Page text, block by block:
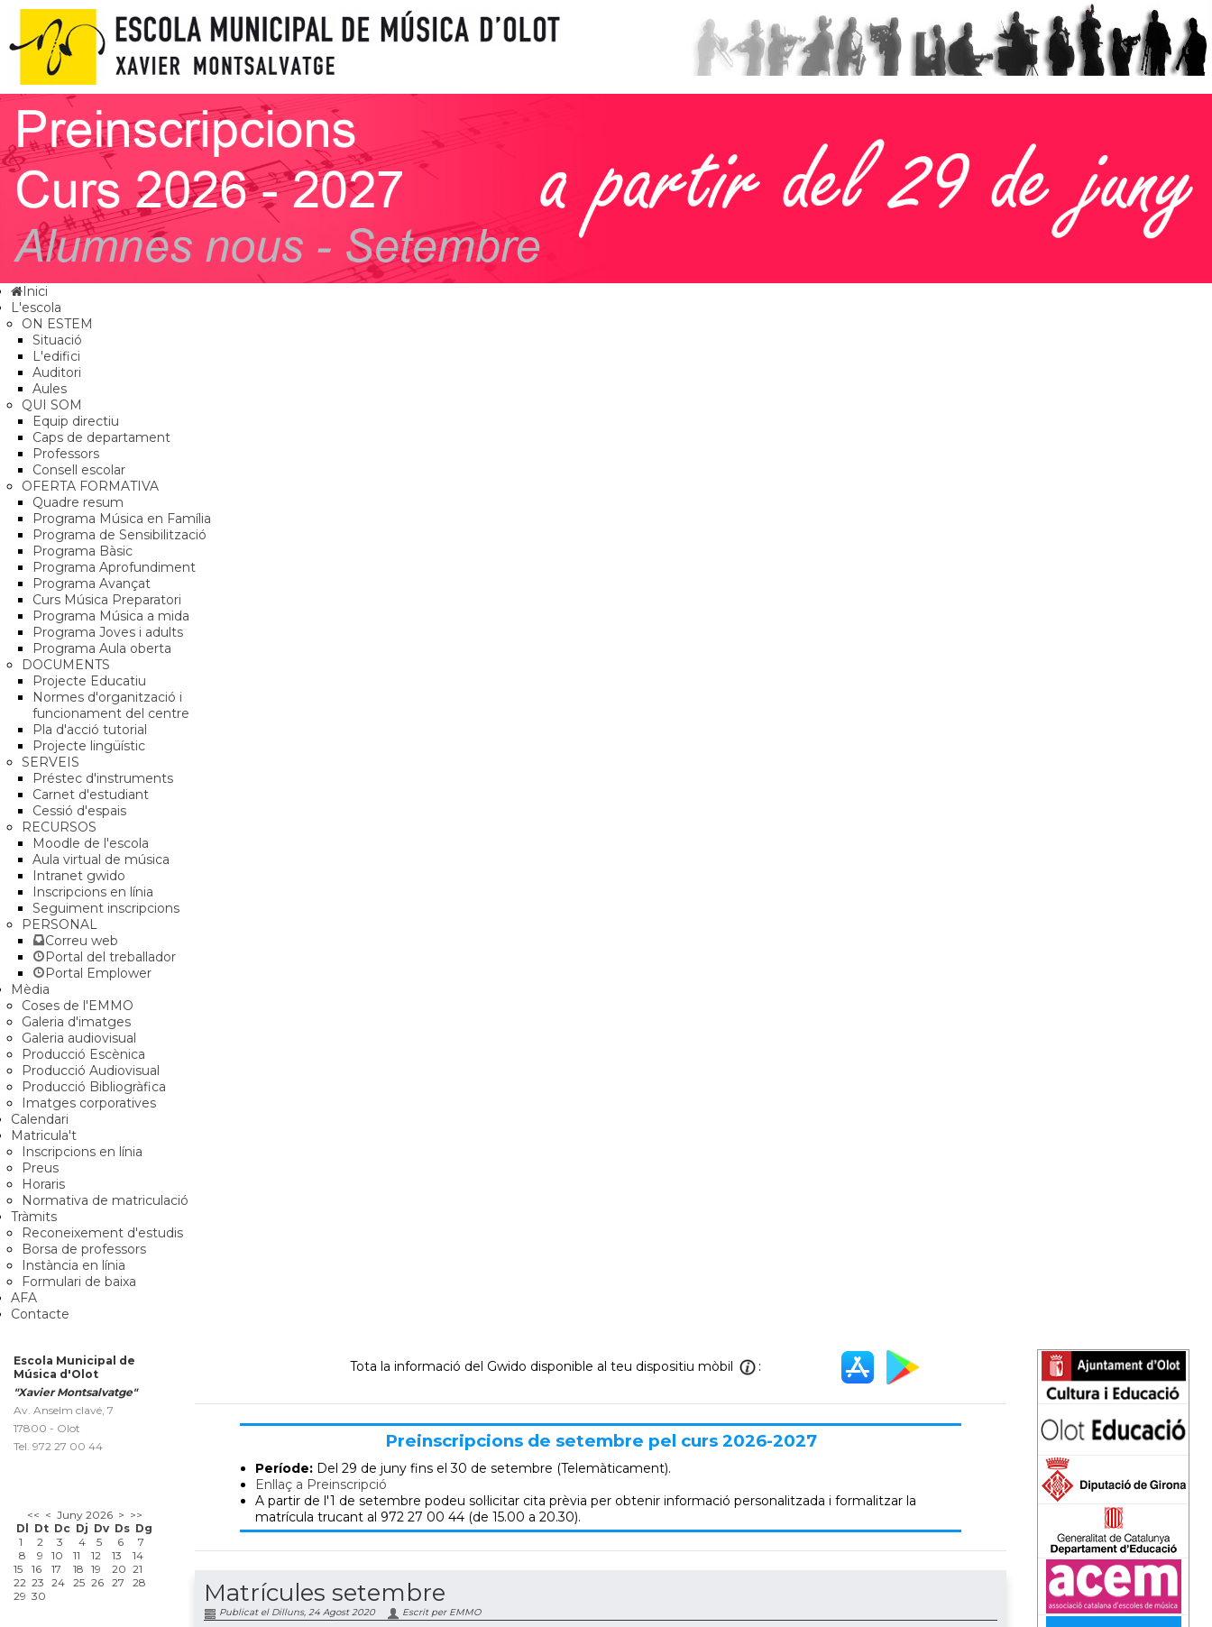
Inici
L'escola
ON ESTEM
Situació
L'edifici
Auditori
Aules
QUI SOM
Equip directiu
Caps de departament
Professors
Consell escolar
OFERTA FORMATIVA
Quadre resum
Programa Música en Família
Programa de Sensibilització
Programa Bàsic
Programa Aprofundiment
Programa Avançat
Curs Música Preparatori
Programa Música a mida
Programa Joves i adults
Programa Aula oberta
DOCUMENTS
Projecte Educatiu
Normes d'organització i
funcionament del centre
Pla d'acció tutorial
Projecte lingüístic
SERVEIS
Préstec d'instruments
Carnet d'estudiant
Cessió d'espais
RECURSOS
Moodle de l'escola
Aula virtual de música
Intranet gwido
Inscripcions en línia
Seguiment inscripcions
PERSONAL
Correu web
Portal del treballador
Portal Emplower
Mèdia
Coses de l'EMMO
Galeria d'imatges
Galeria audiovisual
Producció Escènica
Producció Audiovisual
Producció Bibliogràfica
Imatges corporatives
Calendari
Matricula't
Inscripcions en línia
Preus
Horaris
Normativa de matriculació
Tràmits
Reconeixement d'estudis
Borsa de professors
Instància en línia
Formulari de baixa
AFA
Contacte
Escola Municipal de
Música d'Olot
"Xavier Montsalvatge"
Av. Anselm clavé, 7
17800 - Olot
Tel. 972 27 00 44
<< < Juny 2026 > >>
Dl
Dt Dc Dj Dv Ds Dg
1
2 3 4 5 6
7
8
9 10 11 12 13
14
15
16 17 18 19 20 21
22 23 24 25 26 27
28
29 30
Tota la informació del Gwido disponible al teu dispositiu mòbil :
Preinscripcions de setembre pel curs 2026-2027
Període: Del 29 de juny fins el 30 de setembre (Telemàticament).
Enllaç a Preinscripció
A partir de l'1 de setembre podeu sol·licitar cita prèvia per obtenir informació personalitzada i formalitzar la
matrícula trucant al 972 27 00 44 (de 15.00 a 20.30).
Matrícules setembre
Publicat el Dilluns, 24 Agost 2020 Escrit per EMMO